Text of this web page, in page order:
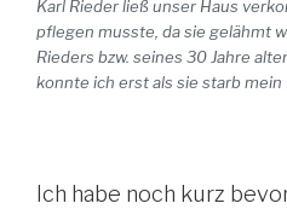
Karl Rieder ließ unser Haus
pflegen musste, da sie gelähmt
Rieders bzw. seines 30 Jahre
konnte ich erst als sie starb
Ich habe noch kurz